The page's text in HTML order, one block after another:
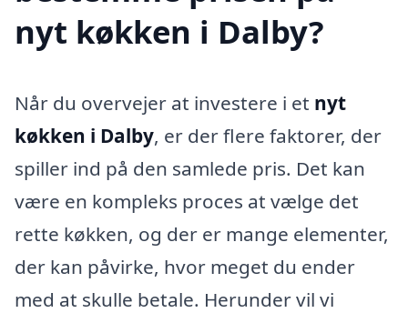
nyt køkken i Dalby?
Når du overvejer at investere i et nyt
køkken i Dalby, er der flere faktorer, der
spiller ind på den samlede pris. Det kan
være en kompleks proces at vælge det
rette køkken, og der er mange elementer,
der kan påvirke, hvor meget du ender
med at skulle betale. Herunder vil vi